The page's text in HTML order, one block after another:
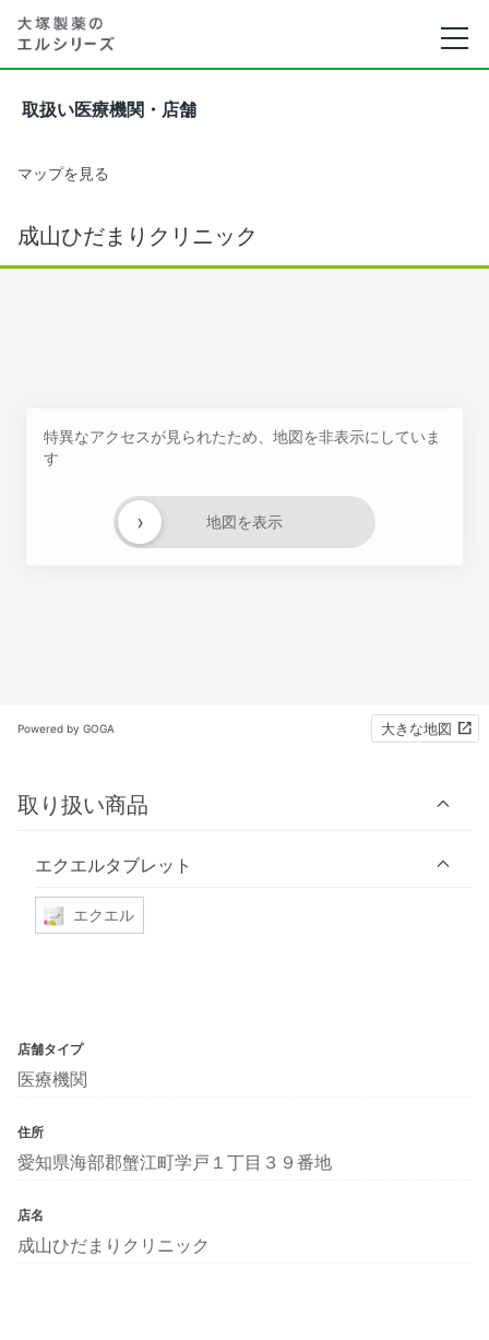
取扱い医療機関・店舗
マップを見る
成山ひだまりクリニック
特異なアクセスが見られたため、地図を非表示にしていま
す
地図を表示
›
Powered by GOGA 大きな地図
取り扱い商品
エクエルタブレット
エクエル
店舗タイプ
医療機関
住所
愛知県海部郡蟹江町学戸１丁目３９番地
店名
成山ひだまりクリニック